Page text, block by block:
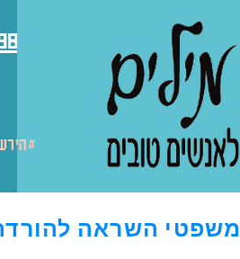
לקבל ברכות חדשות והטבות#
משפטי השראה